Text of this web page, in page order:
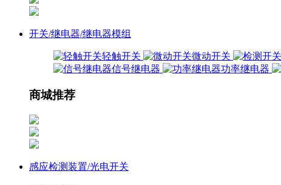
开关/继电器/继电器模组
轻触开关 微动开关
信号继电器
功率继电器
商城推荐
感应检测装置/光电开关